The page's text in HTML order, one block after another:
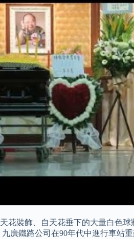
花裝飾、自天花垂下的大量白色
九廣鐵路公司在90年代中進行車站